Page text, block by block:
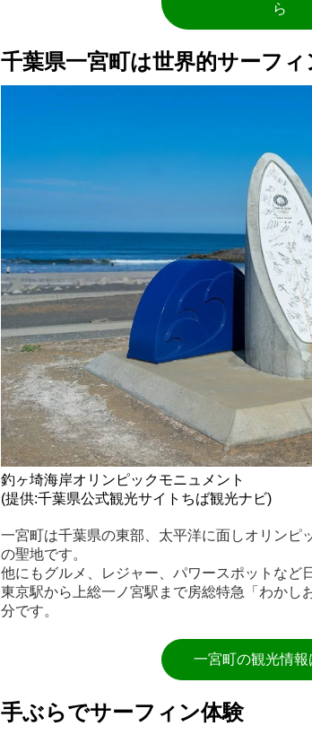
ら
千葉県一宮町は世界的サーフ
釣ヶ埼海岸オリンピックモニュメント
(提供:千葉県公式観光サイトちば観光ナビ)
一宮町は千葉県の東部、太平洋に面しオリンピ
の聖地です。
他にもグルメ、レジャー、パワースポットなど
東京駅から上総一ノ宮駅まで房総特急「わかし
分です。
一宮町の観光情報
手ぶらでサーフィン体験